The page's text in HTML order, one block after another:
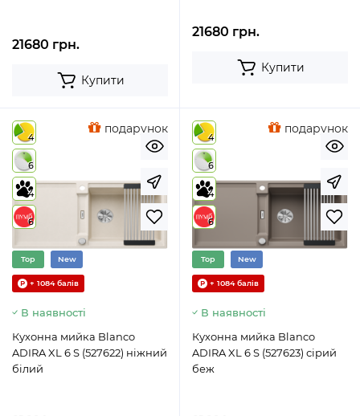
21680 грн.
Купити
21680 грн.
Купити
4
6
4
6
подарунок
Top New
+ 1084 балів
В наявності
Кухонна мийка Blanco
ADIRA XL 6 S (527622) ніжний
білий
4
6
4
6
подарунок
Top New
+ 1084 балів
В наявності
Кухонна мийка Blanco
ADIRA XL 6 S (527623) сірий
беж